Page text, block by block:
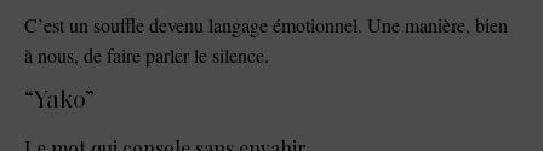
C’est un souffle devenu langage émotionnel. Une manière, bien
à nous, de faire parler le silence.
“Yako”